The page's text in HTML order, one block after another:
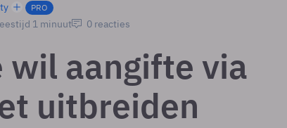
PRO
1 minuut 0 reacties
wil aangifte via
uitbreiden